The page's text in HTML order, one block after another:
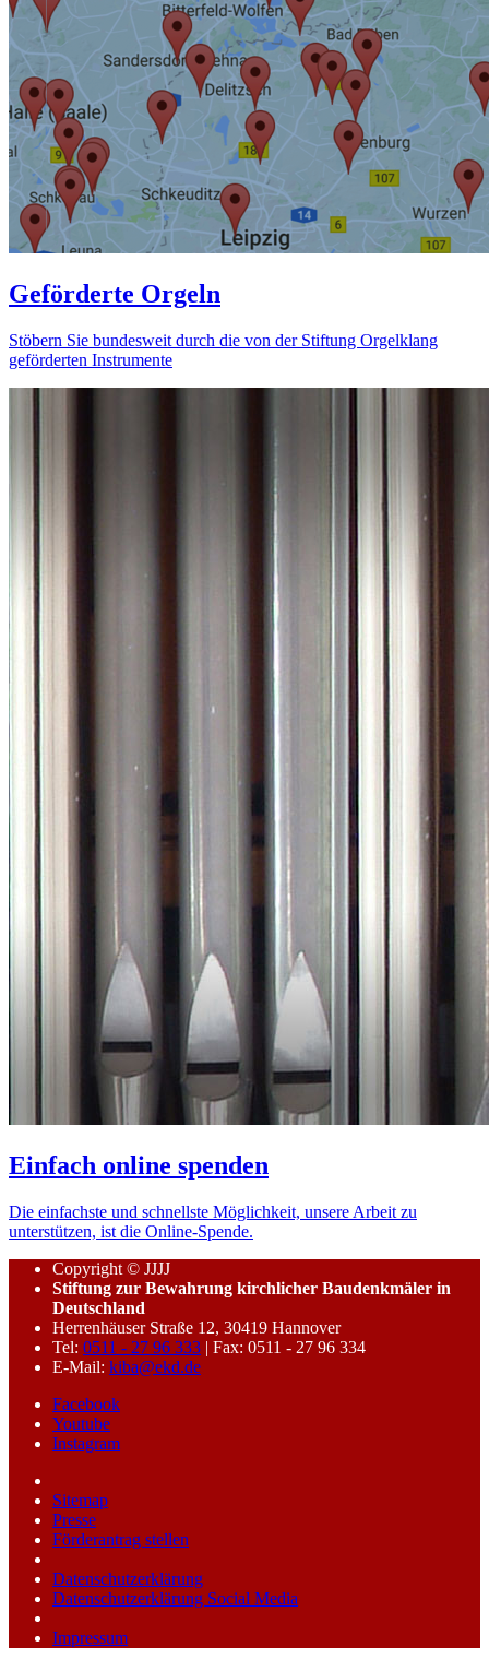
Geförderte Orgeln
Stöbern Sie bundesweit durch die von der Stiftung Orgelklang
geförderten Instrumente
Einfach online spenden
Die einfachste und schnellste Möglichkeit, unsere Arbeit zu
unterstützen, ist die Online-Spende.
Copyright © JJJJ
Stiftung zur Bewahrung kirchlicher Baudenkmäler in
Deutschland
Herrenhäuser Straße 12, 30419 Hannover
Tel: 0511 - 27 96 333 | Fax: 0511 - 27 96 334
E-Mail: kiba@ekd.de
Facebook
Youtube
Instagram
Sitemap
Presse
Förderantrag stellen
Datenschutzerklärung
Datenschutzerklärung Social Media
Impressum